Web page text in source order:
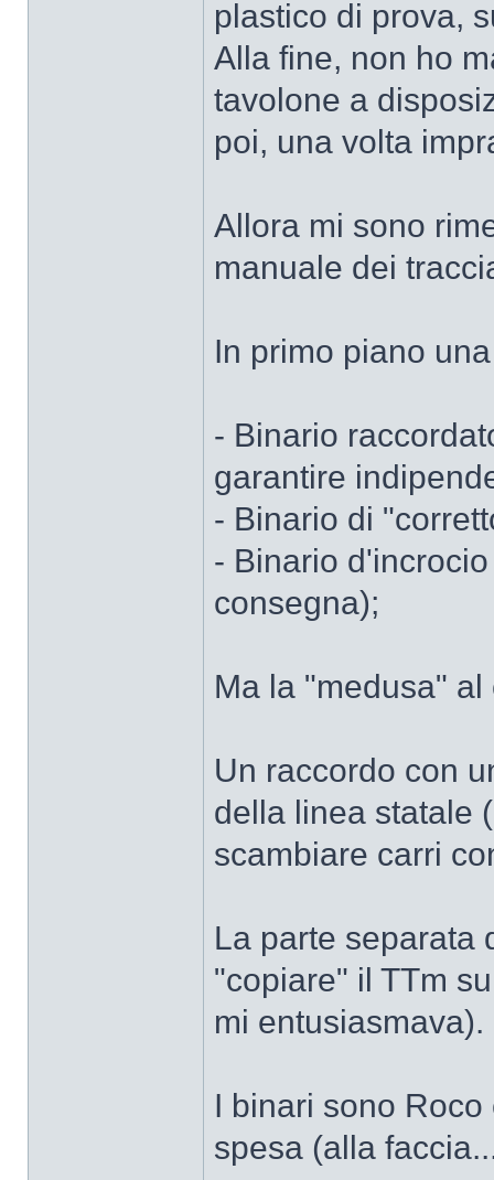
plastico di prova,
Alla fine, non ho
tavolone a
poi, una volta
Allora mi sono
manuale dei
In primo piano
- Binario
garantire
- Binario di
- Binario
consegna);
Ma la "medusa"
Un raccordo con
della linea statale
scambiare carri
La parte separata
"copiare" il TTm
mi entusiasmava).
I binari sono
spesa (alla